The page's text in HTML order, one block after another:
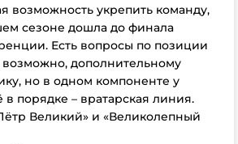
возможность укрепить команду,
сезоне дошла до финала
Есть вопросы по позиции
дополнительному
но в одном компоненте у
в порядке – вратарская линия.
Великий» и «Великолепный